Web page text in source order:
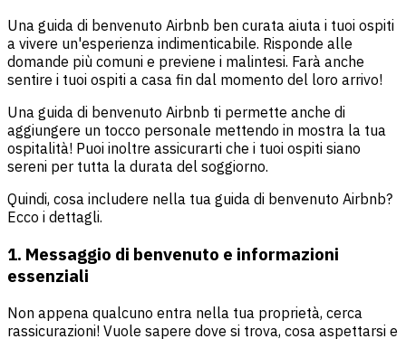
Una guida di benvenuto Airbnb ben curata aiuta i tuoi ospiti
a vivere un'esperienza indimenticabile. Risponde alle
domande più comuni e previene i malintesi. Farà anche
sentire i tuoi ospiti a casa fin dal momento del loro arrivo!
Una guida di benvenuto Airbnb ti permette anche di
aggiungere un tocco personale mettendo in mostra la tua
ospitalità! Puoi inoltre assicurarti che i tuoi ospiti siano
sereni per tutta la durata del soggiorno.
Quindi, cosa includere nella tua guida di benvenuto Airbnb?
Ecco i dettagli.
1. Messaggio di benvenuto e informazioni
essenziali
Non appena qualcuno entra nella tua proprietà, cerca
rassicurazioni! Vuole sapere dove si trova, cosa aspettarsi e